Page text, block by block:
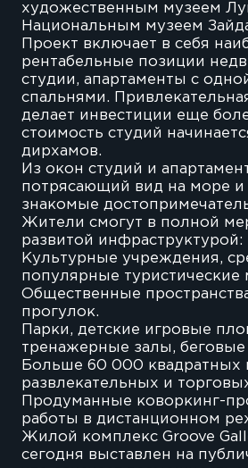
художественным музеем
Национальным музеем
Проект включает в себя
рентабельные позиции
студии, апартаменты с
спальнями.
делает инвестиции еще
стоимость студий
дирхамов.
Из окон студий и
потрясающий вид на море и
знакомые
Жители смогут в полной
развитой инфраструктурой:
Культурные учреждения,
популярные туристические
Общественные
прогулок.
Парки, детские игровые
тренажерные залы,
Больше 60 000 квадратных
развлекательных и
Продуманные коворкинг-
работы в дистанционном
Жилой комплекс Groove
сегодня выставлен на